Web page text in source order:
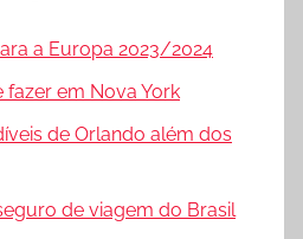
a Europa 2023/2024
fazer em Nova York
de Orlando além dos
de viagem do Brasil